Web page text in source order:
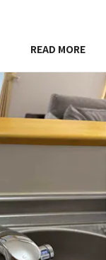
READ MORE